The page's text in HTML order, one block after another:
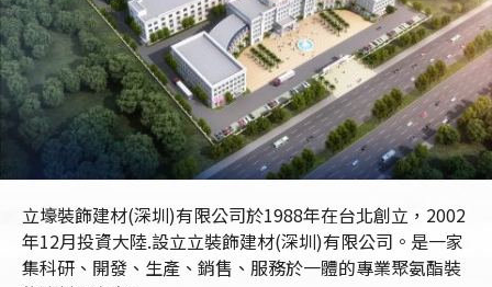
立壕裝飾建材(深圳)有限公司於1988年在台北創立，2002
年12月投資大陸.設立立裝飾建材(深圳)有限公司。是一家
集科研、開發、生產、銷售、服務於一體的專業聚氨酯裝